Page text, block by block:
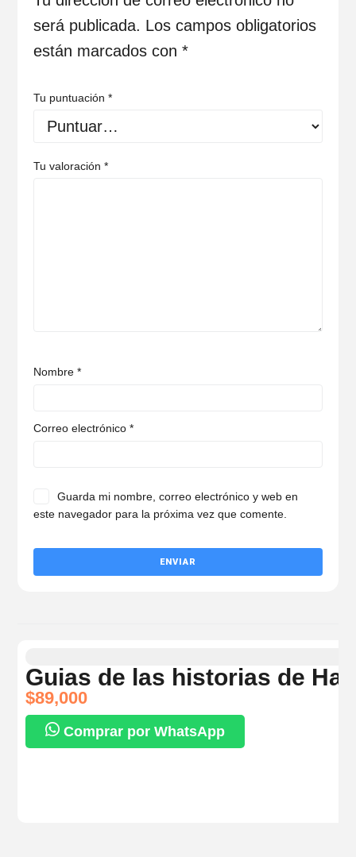
será publicada. Los campos obligatorios
están marcados con*
Tu puntuación*
Tu valoración*
Nombre*
Correo electrónico*
Guarda mi nombre, correo electrónico y web en
este navegador para la próxima vez que comente.
Guias de las historias de
$89,000
Comprar por WhatsApp